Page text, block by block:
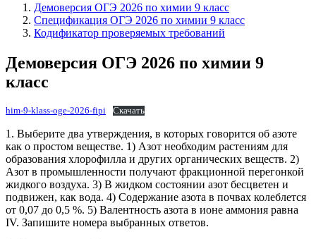
Демоверсия ОГЭ 2026 по химии 9 класс
Спецификация ОГЭ 2026 по химии 9 класс
Кодификатор проверяемых требований
Демоверсия ОГЭ 2026 по химии 9
класс
him-9-klass-oge-2026-fipi Скачать
1. Выберите два утверждения, в которых говорится об азоте
как о простом веществе. 1) Азот необходим растениям для
образования хлорофилла и других органических веществ. 2)
Азот в промышленности получают фракционной перегонкой
жидкого воздуха. 3) В жидком состоянии азот бесцветен и
подвижен, как вода. 4) Содержание азота в почвах колеблется
от 0,07 до 0,5 %. 5) Валентность азота в ионе аммония равна
IV. Запишите номера выбранных ответов.